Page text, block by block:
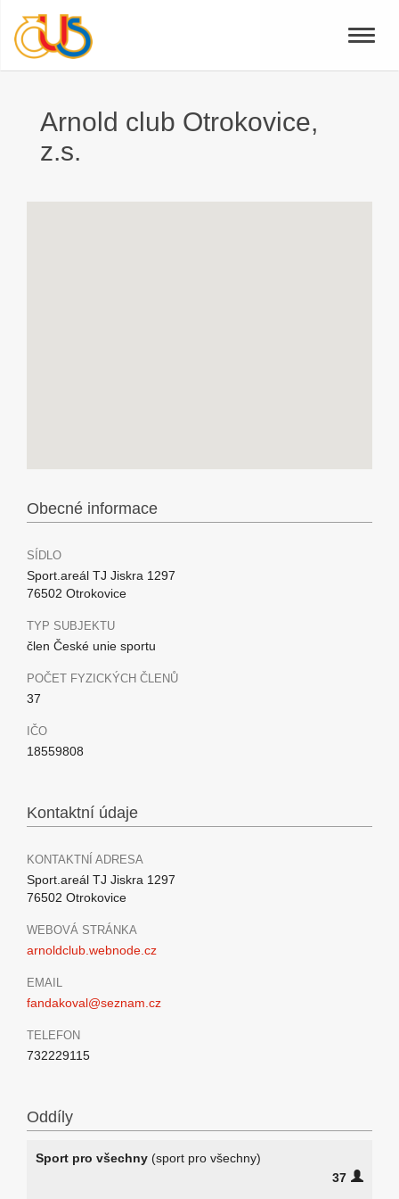
Toggle
Arnold club Otrokovice,
z.s.
Obecné informace
SÍDLO
Sport.areál TJ Jiskra 1297
76502 Otrokovice
TYP SUBJEKTU
člen České unie sportu
POČET FYZICKÝCH ČLENŮ
37
IČO
18559808
Kontaktní údaje
KONTAKTNÍ ADRESA
Sport.areál TJ Jiskra 1297
76502 Otrokovice
WEBOVÁ STRÁNKA
arnoldclub.webnode.cz
EMAIL
fandakoval@seznam.cz
TELEFON
732229115
Oddíly
Sport pro všechny (sport pro všechny)
37